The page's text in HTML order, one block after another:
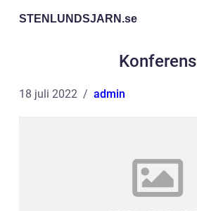
STENLUNDSJARN.se
Konferens
18 juli 2022 admin